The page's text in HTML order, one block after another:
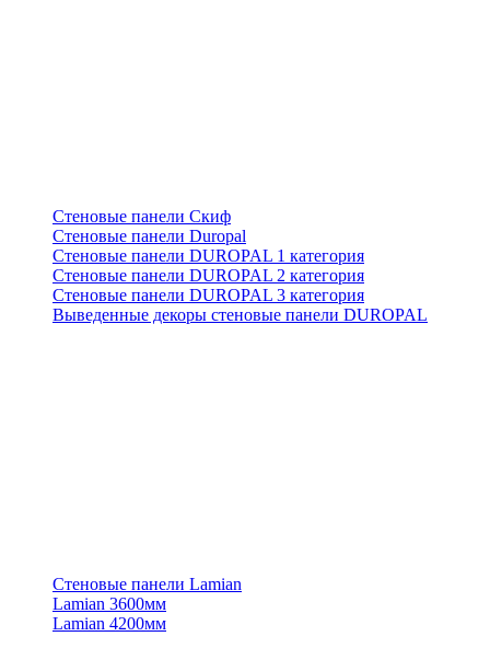
Стеновые панели Скиф
Стеновые панели Duropal
Стеновые панели DUROPAL 1 категория
Стеновые панели DUROPAL 2 категория
Стеновые панели DUROPAL 3 категория
Выведенные декоры стеновые панели DUROPAL
Стеновые панели Lamian
Lamian 3600мм
Lamian 4200мм